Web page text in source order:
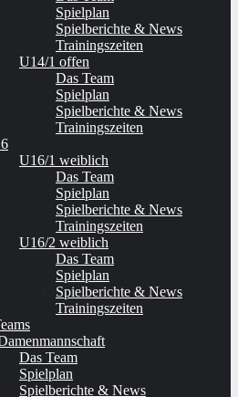
Spielplan
Spielberichte & News
Trainingszeiten
U14/1 offen
Das Team
Spielplan
Spielberichte & News
Trainingszeiten
U16/1 weiblich
Das Team
Spielplan
Spielberichte & News
Trainingszeiten
U16/2 weiblich
Das Team
Spielplan
Spielberichte & News
Trainingszeiten
Das Team
Spielplan
Spielberichte & News